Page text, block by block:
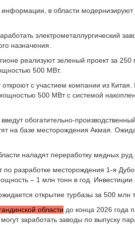
информации, в области
электрометаллургический
назначения.
реализуют зеленый проект за 250
500 МВт.
с участием компании из
500 МВт с системой
обогатительно-
на базе месторождения Акмая.
наладят переработку медных
по разработке месторождения 1-я
– 1 млн тонн в год. Инвестиции
открытие турбазы за 500 млн
области до конца 2026 года
заработать заводы по выпуску